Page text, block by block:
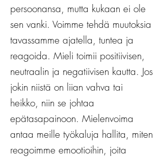
persoonansa, mutta kukaan ei ole
sen vanki. Voimme tehdä muutoksia
tavassamme ajatella, tuntea ja
reagoida. Mieli toimii positiivisen,
neutraalin ja negatiivisen kautta. Jos
jokin niistä on liian vahva tai
heikko, niin se johtaa
epätasapainoon. Mielenvoima
antaa meille työkaluja hallita, miten
reagoimme emootioihin, joita